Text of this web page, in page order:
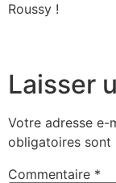
Roussy !
Laisser
Votre adresse e-
obligatoires sont
Commentaire *